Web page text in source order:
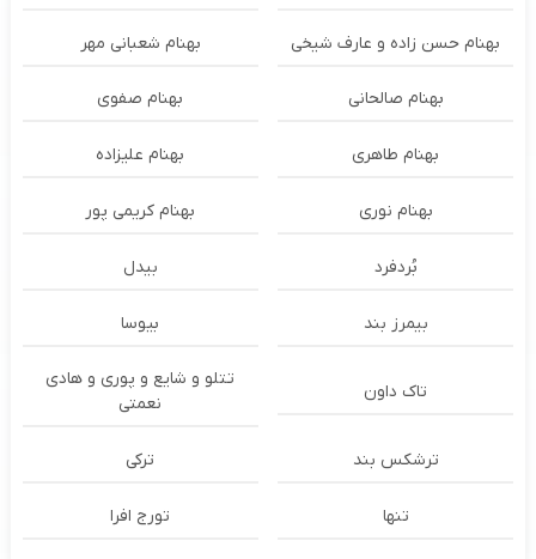
بهنام حسن زاده و عارف شیخی بهنام شعبانی مهر
بهنام صالحانی بهنام صفوی
بهنام طاهری بهنام علیزاده
بهنام نوری بهنام کریمی پور
بُردفرد بیدل
بیمرز بند بیوسا
تاک داون
تتلو و شایع و پوری و هادی
نعمتی
ترشكس بند ترکی
تنها تورج افرا